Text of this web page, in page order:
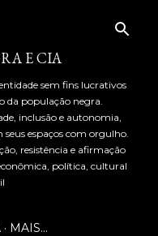
E CIA
sem fins lucrativos
da população negra.
inclusão e autonomia,
espaços com orgulho.
resistência e afirmação
política, cultural
MAIS…